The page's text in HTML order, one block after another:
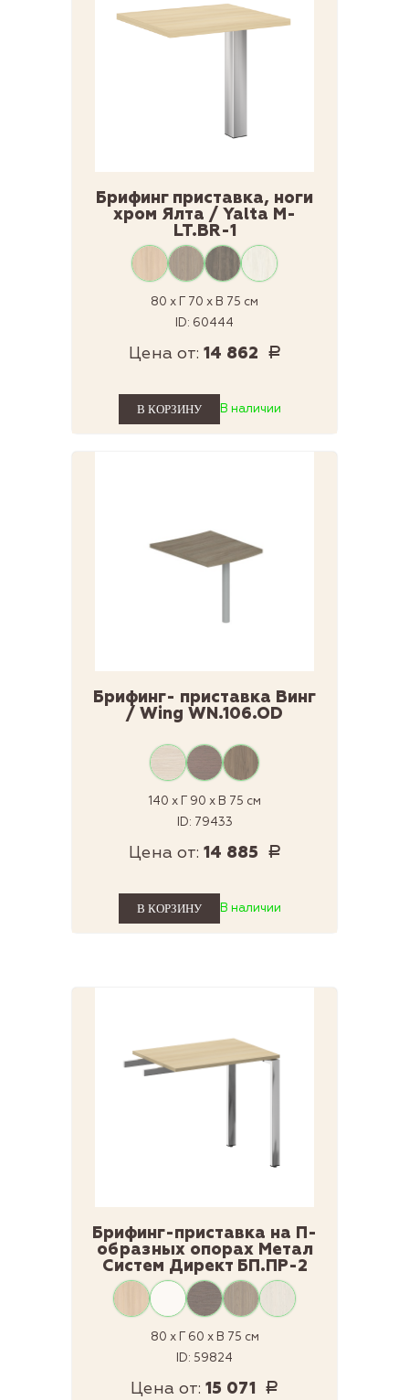
Брифинг приставка, ноги
хром Ялта / Yalta M-
LT.BR-1
80 x Г 70 x В 75 см
ID: 60444
Цена от: 14 862 Р
В наличии
Брифинг- приставка Винг
/ Wing WN.106.OD
140 x Г 90 x В 75 см
ID: 79433
Цена от: 14 885 Р
В наличии
Брифинг-приставка на П-
образных опорах Метал
Систем Директ БП.ПР-2
80 x Г 60 x В 75 см
ID: 59824
Цена от: 15 071 Р